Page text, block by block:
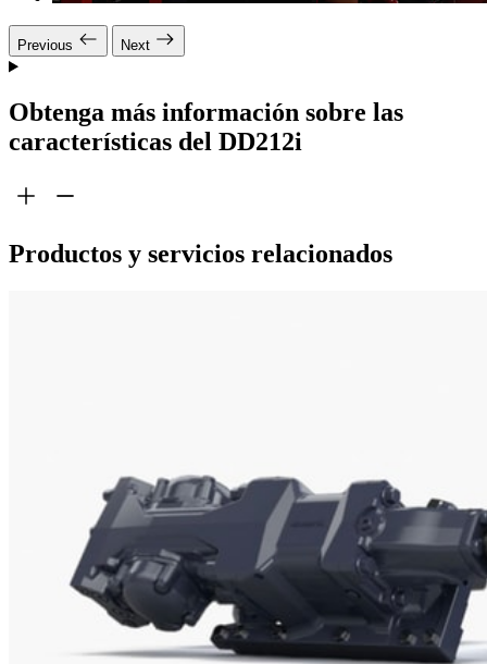
Previous Next
Obtenga más información sobre las
características del DD212i
Productos y servicios relacionados